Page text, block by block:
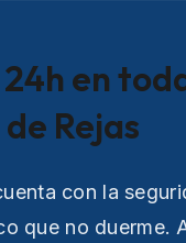
en
Rejas
con la
que no duerme.